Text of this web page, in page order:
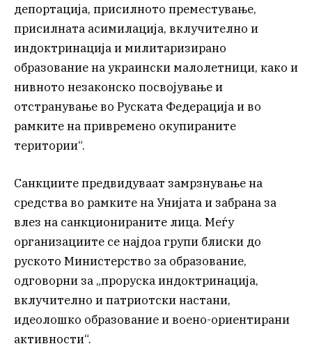
депортација, присилното преместување,
присилната асимилација, вклучително и
индоктринација и милитаризирано
образование на украински малолетници, како и
нивното незаконско посвојување и
отстранување во Руската Федерација и во
рамките на привремено окупираните
територии“.
Санкциите предвидуваат замрзнување на
средства во рамките на Унијата и забрана за
влез на санкционираните лица. Меѓу
организациите се најдоа групи блиски до
руското Министерство за образование,
одговорни за „проруска индоктринација,
вклучително и патриотски настани,
идеолошко образование и воено-ориентирани
активности“.